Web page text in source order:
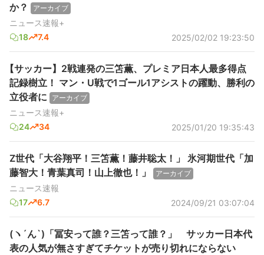
か？
アーカイブ
ニュース速報+
18
7.4 2025/02/02 19:23:50
【サッカー】2戦連発の三笘薫、プレミア日本人最多得点
記録樹立！ マン・U戦で1ゴール1アシストの躍動、勝利の
立役者に
アーカイブ
ニュース速報+
24
34 2025/01/20 19:35:43
Z世代「大谷翔平！三笘薫！藤井聡太！」 氷河期世代「加
藤智大！青葉真司！山上徹也！」
アーカイブ
ニュース速報
17
6.7 2024/09/21 03:07:04
(ヽ´ん`)「冨安って誰？三笘って誰？」 サッカー日本代
表の人気が無さすぎてチケットが売り切れにならない